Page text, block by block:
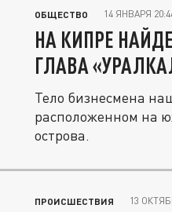
ОБЩЕСТВО 14 ЯНВАРЯ
НА КИПРЕ
ГЛАВА
Тело бизнесмена
расположенном на
острова.
ПРОИСШЕСТВИЯ 13